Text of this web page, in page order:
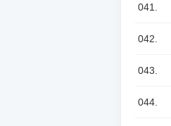
041.
042.
043.
044.